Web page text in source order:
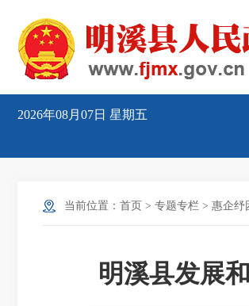
2026年08月07日 星期五
当前位置： 首页 > 专题专栏 > 惠企纾
明溪县发展